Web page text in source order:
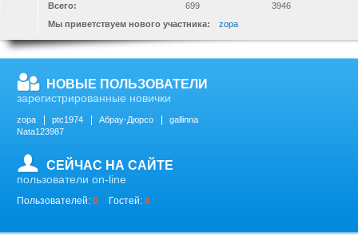
Всего:
699
3946
Мы приветствуем нового участника:
zopa
НОВЫЕ ПОЛЬЗОВАТЕЛИ
зарегистрированные новички
zopa ptc1974 Абрау-Дюрсо
gallinna
Nata123987
СЕЙЧАС НА САЙТЕ
пользователи on-line
Пользователей: 0 Гостей: 0